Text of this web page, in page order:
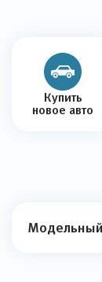
Купить
новое авто